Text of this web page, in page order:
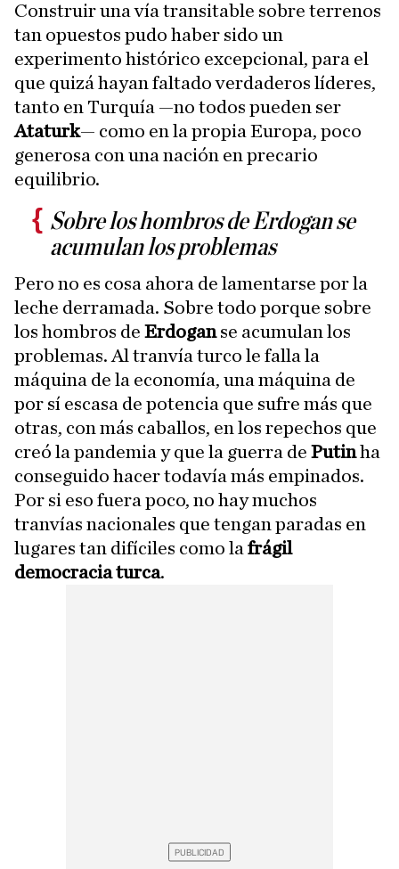
Construir una vía transitable sobre terrenos
tan opuestos pudo haber sido un
experimento histórico excepcional, para el
que quizá hayan faltado verdaderos líderes,
tanto en Turquía —no todos pueden ser
Ataturk— como en la propia Europa, poco
generosa con una nación en precario
equilibrio.
Sobre los hombros de Erdogan se
acumulan los problemas
Pero no es cosa ahora de lamentarse por la
leche derramada. Sobre todo porque sobre
los hombros de Erdoganse acumulan los
problemas. Al tranvía turco le falla la
máquina de la economía, una máquina de
por sí escasa de potencia que sufre más que
otras, con más caballos, en los repechos que
creó la pandemia y que la guerra de Putinha
conseguido hacer todavía más empinados.
Por si eso fuera poco, no hay muchos
tranvías nacionales que tengan paradas en
lugares tan difíciles como la frágil
democracia turca.